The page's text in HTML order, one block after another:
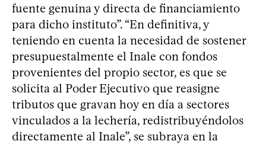
fuente genuina y directa de financiamiento
para dicho instituto”. “En definitiva, y
teniendo en cuenta la necesidad de sostener
presupuestalmente el Inale con fondos
provenientes del propio sector, es que se
solicita al Poder Ejecutivo que reasigne
tributos que gravan hoy en día a sectores
vinculados a la lechería, redistribuyéndolos
directamente al Inale”, se subraya en la